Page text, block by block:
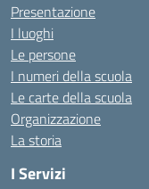
Presentazione
I luoghi
Le persone
I numeri della scuola
Le carte della scuola
Organizzazione
La storia
I Servizi